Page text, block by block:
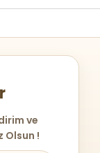
ve
Olsun !